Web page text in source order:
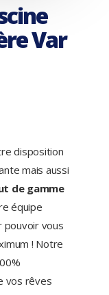
Var
disposition
mais aussi
de gamme
équipe
pouvoir vous
! Notre
vos rêves